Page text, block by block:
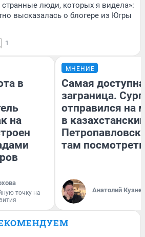
люди, которых я видела»:
высказалась о блогере из Югры
1
в
на
точку на
МНЕНИЕ
Самая
заграница.
отправился на
в
там посмотреть
Анатолий